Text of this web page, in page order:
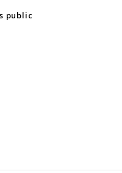
public